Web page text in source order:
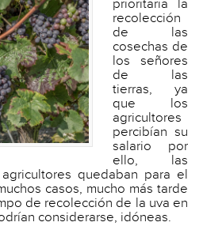
prioritaria la
recolección
de las
cosechas de
los señores
de las
tierras, ya
que los
agricultores
percibían su
salario por
ello, las
quedaban para el
casos, mucho más tarde
de recolección de la uva en
considerarse, idóneas.